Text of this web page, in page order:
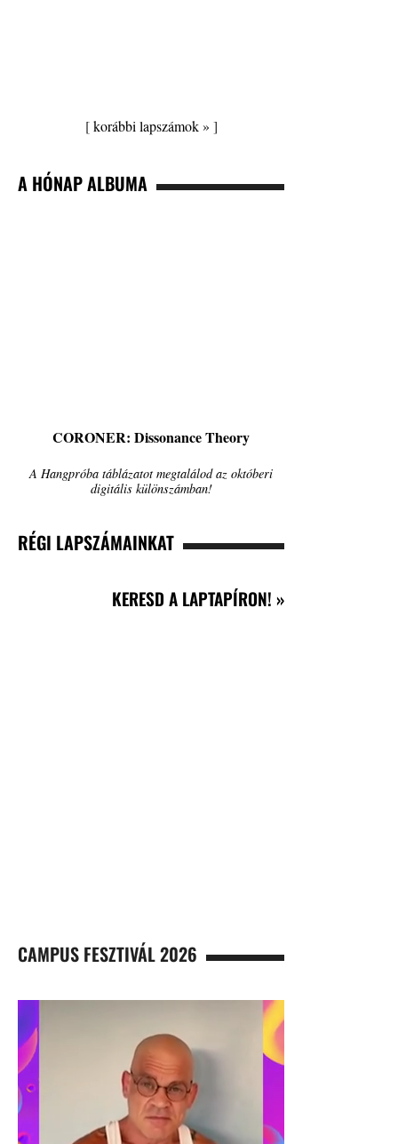
[korábbi lapszámok » ]
A HÓNAP ALBUMA
CORONER: Dissonance Theory
A Hangpróba táblázatot megtalálod az októberi
digitális különszámban!
RÉGI LAPSZÁMAINKAT
KERESD A LAPTAPÍRON! »
CAMPUS FESZTIVÁL 2026